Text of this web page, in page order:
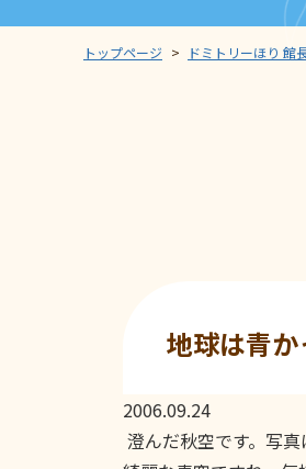
トップページ > ドミトリーほり 館
地球は青か
2006.09.24
澄んだ秋空です。写